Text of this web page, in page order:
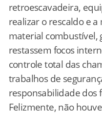
retroescavadeira,
realizar o rescaldo e
material combustível,
restassem focos
controle total das
trabalhos de
responsabilidade dos
Felizmente, não